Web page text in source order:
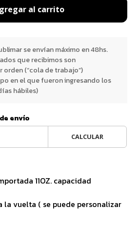
al carrito
se envían máximo en 48hs.
que recibimos son
(“cola de trabajo”)
en el que fueron ingresando los
hábiles)
envío
CALCULAR
11OZ. capacidad
la vuelta ( se puede personalizar